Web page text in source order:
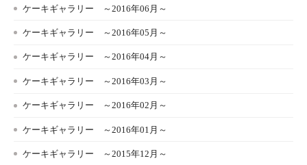
ケーキギャラリー ～2016年06月～
ケーキギャラリー ～2016年05月～
ケーキギャラリー ～2016年04月～
ケーキギャラリー ～2016年03月～
ケーキギャラリー ～2016年02月～
ケーキギャラリー ～2016年01月～
ケーキギャラリー ～2015年12月～